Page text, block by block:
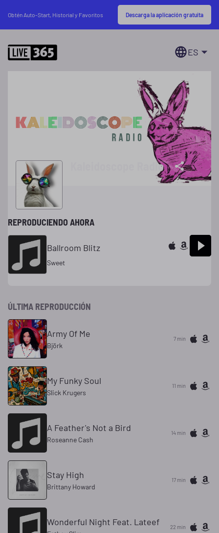
Obtén Auto-Start, Historial y Favoritos Descarga la aplicación gratuita
ES
Kaleidoscope Radio
REPRODUCIENDO AHORA
Ballroom Blitz
Sweet
ÚLTIMA REPRODUCCIÓN
Army Of Me
Björk
7 min
My Funky Soul
Slick Krugers
11 min
A Feather's Not a Bird
Roseanne Cash
14 min
Stay High
Brittany Howard
17 min
Wonderful Night Feat. Lateef 22 min